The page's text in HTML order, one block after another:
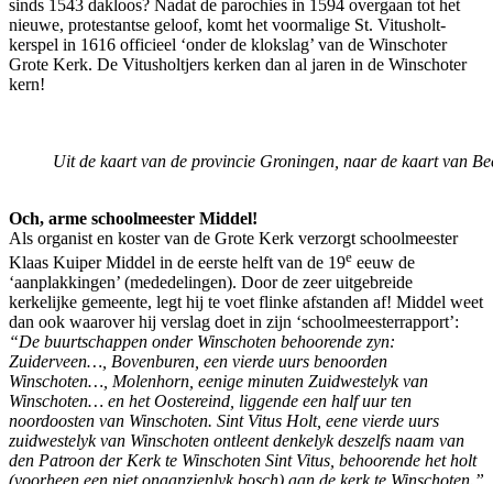
sinds 1543 dakloos? Nadat de parochies in 1594 overgaan tot het
nieuwe, protestantse geloof, komt het voormalige St. Vitusholt-
kerspel in 1616 officieel ‘onder de klokslag’ van de Winschoter
Grote Kerk. De Vitusholtjers kerken dan al jaren in de Winschoter
kern!
Uit de kaart van de provincie Groningen, naar de kaart van
Och, arme schoolmeester Middel!
Als organist en koster van de Grote Kerk verzorgt schoolmeester
Klaas Kuiper Middel in de eerste helft van de 19e eeuw de
‘aanplakkingen’ (mededelingen). Door de zeer uitgebreide
kerkelijke gemeente, legt hij te voet flinke afstanden af! Middel weet
dan ook waarover hij verslag doet in zijn ‘schoolmeesterrapport’:
“De buurtschappen onder Winschoten behoorende zyn:
Zuiderveen…, Bovenburen, een vierde uurs benoorden
Winschoten…, Molenhorn, eenige minuten Zuidwestelyk van
Winschoten… en het Oostereind, liggende een half uur ten
noordoosten van Winschoten. Sint Vitus Holt, eene vierde uurs
zuidwestelyk van Winschoten ontleent denkelyk deszelfs naam van
den Patroon der Kerk te Winschoten Sint Vitus, behoorende het holt